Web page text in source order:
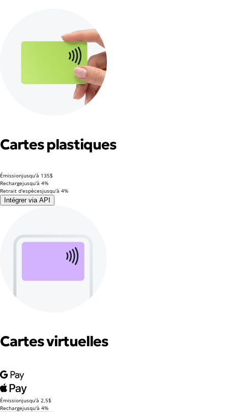
Cartes plastiques
Émissionjusqu'à 135$
Rechargejusqu'à 4%
Retrait d'espècesjusqu'à 4%
Intégrer via API
Cartes virtuelles
Émissionjusqu'à 2,5$
Rechargejusqu'à 4%